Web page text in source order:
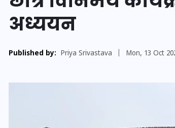
अध्ययन
Published by: Priya Srivastava Mon, 13 Oct